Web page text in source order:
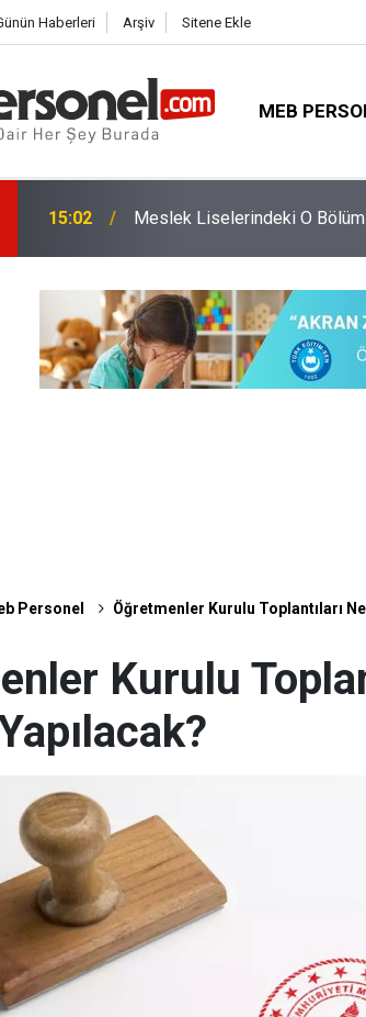
Haberleri Arşiv Sitene Ekle
MEB
14:33 İlk Defa Yönetici Atama
Personel Öğretmenler Kurulu Toplantıları
Kurulu